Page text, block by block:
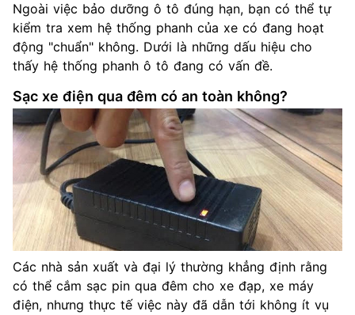
Ngoài việc bảo dưỡng ô tô đúng hạn, bạn có thể tự
kiểm tra xem hệ thống phanh của xe có đang hoạt
động "chuẩn" không. Dưới là những dấu hiệu cho
thấy hệ thống phanh ô tô đang có vấn đề.
Sạc xe điện qua đêm có an toàn không?
Các nhà sản xuất và đại lý thường khẳng định rằng
có thể cắm sạc pin qua đêm cho xe đạp, xe máy
điện, nhưng thực tế việc này đã dẫn tới không ít vụ